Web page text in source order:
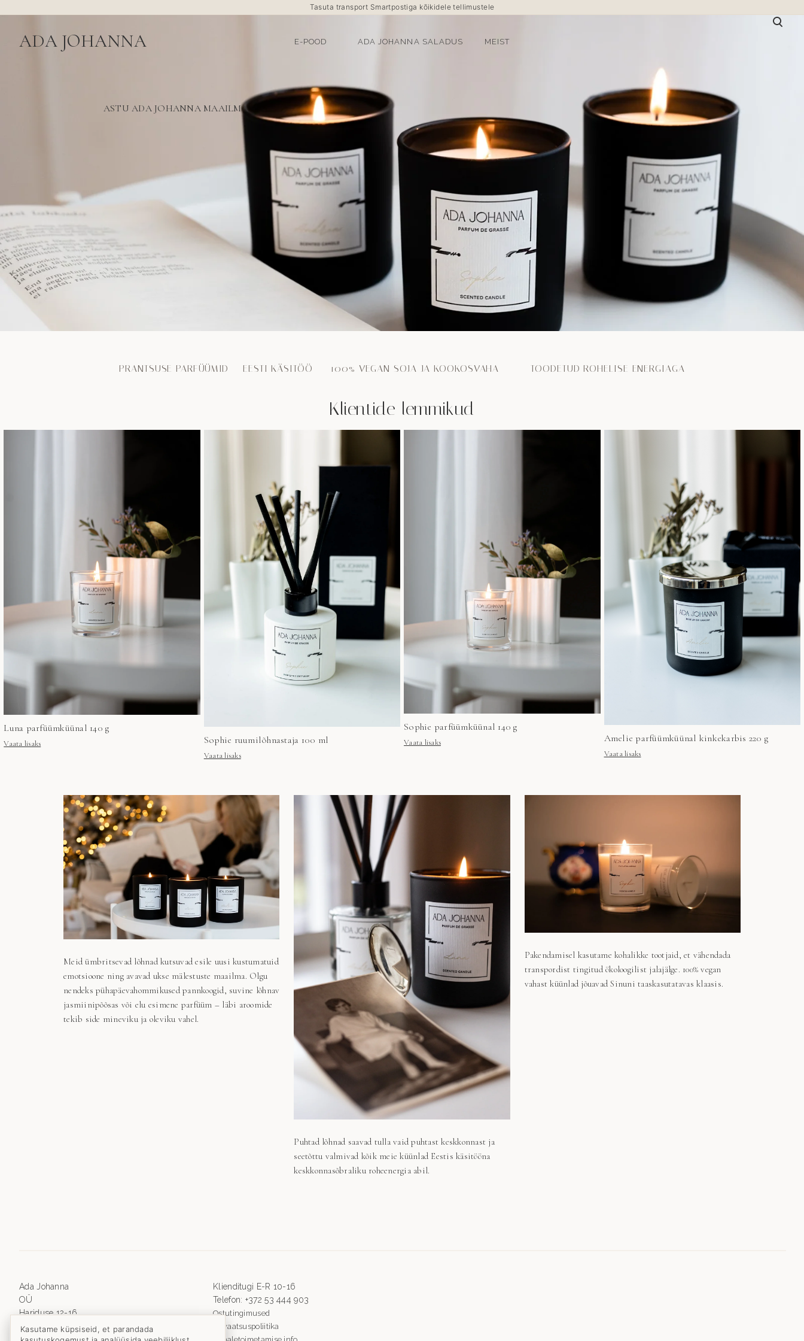
Tasuta transport Smartpostiga kõikidele tellimustele
ADA JOHANNA E-POOD
RUUMILÕHNASTAJAD
KINKEKAARDID
ADA JOHANNA SALADUS MEIST
ASTU ADA JOHANNA MAAILMA
PRANTSUSE PARFÜÜMID EESTI KÄSITÖÖ 100% VEGAN SOJA-JA KOOKOSVAHA TOODETUD ROHELISE ENERGIAGA
Klientide lemmikud
Luna parfüümküünal 140 g
Vaata lisaks Sophie ruumilõhnastaja 100 ml
Vaata lisaks
Sophie parfüümküünal 140 g
Vaata lisaks Amelie parfüümküünal kinkekarbis 220 g
Vaata lisaks
Meid ümbritsevad lõhnad kutsuvad esile uusi kustumatuid
emotsioone ning avavad ukse mälestuste maailma. Olgu
nendeks pühapäevahommikused pannkoogid, suvine lõhnav
jasmiinipõõsas või elu esimene parfüüm – läbi aroomide
tekib side mineviku ja oleviku vahel.
Puhtad lõhnad saavad tulla vaid puhtast keskkonnast ja
seetõttu valmivad kõik meie küünlad Eestis käsitööna
keskkonnasõbraliku roheenergia abil.
Pakendamisel kasutame kohalikke tootjaid, et vähendada
transpordist tingitud ökoloogilist jalajälge. 100% vegan
vahast küünlad jõuavad Sinuni taaskasutatavas klaasis.
Ada Johanna
OÜ
Hariduse 12-16
Viljandi 71011 Eesti
Klienditugi E-R 10-16
Telefon: +372 53 444 903
Ostutingimused
Privaatsuspoliitika
Kasutame küpsiseid, et parandada